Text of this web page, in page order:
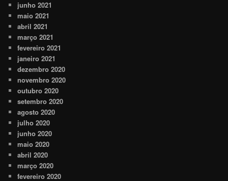
junho 2021
maio 2021
abril 2021
março 2021
fevereiro 2021
janeiro 2021
dezembro 2020
novembro 2020
outubro 2020
setembro 2020
agosto 2020
julho 2020
junho 2020
maio 2020
abril 2020
março 2020
fevereiro 2020